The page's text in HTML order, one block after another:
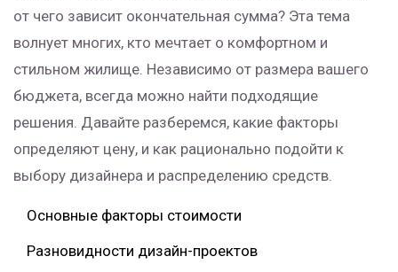
от чего зависит окончательная сумма? Эта тема
волнует многих, кто мечтает о комфортном и
стильном жилище. Независимо от размера вашего
бюджета, всегда можно найти подходящие
решения. Давайте разберемся, какие факторы
определяют цену, и как рационально подойти к
выбору дизайнера и распределению средств.
Основные факторы стоимости
Разновидности дизайн-проектов